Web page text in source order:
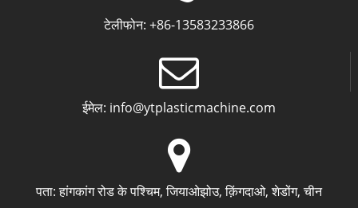
टेलीफोन: +86-13583233866
ईमेल: info@ytplasticmachine.com
पता: हांगकांग रोड के पश्चिम, जियाओझोउ, क़िंगदाओ, शेडोंग, चीन